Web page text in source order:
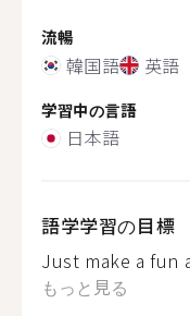
流暢
韓国語 英語
学習中の言語
日本語
語学学習の目標
Just make a fun
もっと見る